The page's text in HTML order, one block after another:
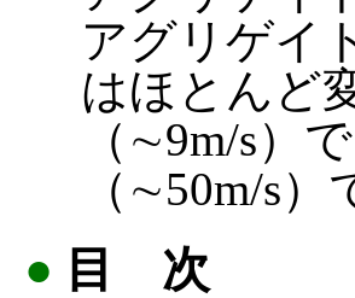
アグリゲイ
はほとんど
（∼9m/s）
（∼50m/s
● 目 次